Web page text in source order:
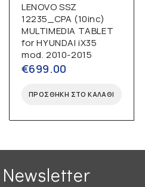
LENOVO SSZ
12235_CPA (10inc)
MULTIMEDIA TABLET
for HYUNDAI iX35
mod. 2010-2015
€699.00
ΠΡΟΣΘΉΚΗ ΣΤΟ ΚΑΛΆΘΙ
Newsletter